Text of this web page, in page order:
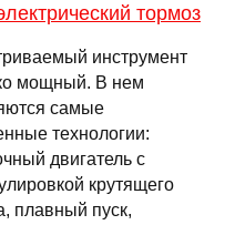
тормоз
инструмент
мощный. В нем
самые
технологии:
двигатель с
крутящего
плавный пуск,